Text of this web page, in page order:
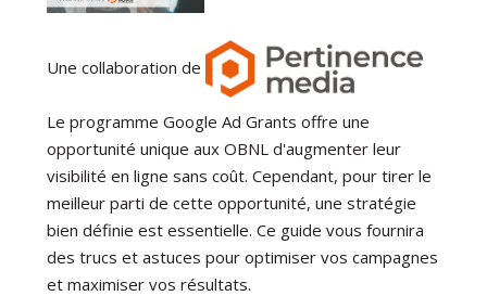
Une collaboration de
Le programme Google Ad Grants offre une
opportunité unique aux OBNL d'augmenter leur
visibilité en ligne sans coût. Cependant, pour tirer le
meilleur parti de cette opportunité, une stratégie
bien définie est essentielle. Ce guide vous fournira
des trucs et astuces pour optimiser vos campagnes
et maximiser vos résultats.